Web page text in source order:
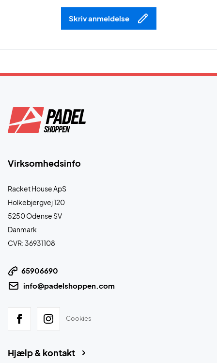
Skriv anmeldelse
Virksomhedsinfo
Racket House ApS
Holkebjergvej 120
5250 Odense SV
Danmark
CVR: 36931108
65906690
info@padelshoppen.com
Cookies
Hjælp & kontakt